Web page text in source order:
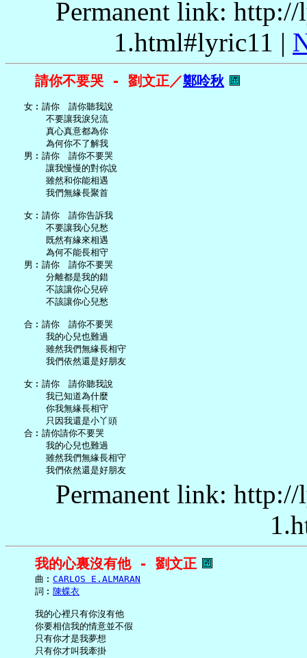
Permanent link:
1.html#lyric11 |
請你不要哭 - 劉文正／鄭呤秋
   女︰請你　請你聽我說
       不要讓我淚兒流
       真心真意都為你
       為何你不了解我
   男︰請你　請你不要哭
       讓我慢慢的對你說
       雖然和你能相遇
       我們無緣長聚首
   女︰請你　請你告訴我
       不要讓我心兒愁
       既然有緣來相遇
       為何不能長相守
   男︰請你　請你不要哭
       分離都是我的錯
       不該讓你心兒碎
       不該讓你心兒愁
   合︰請你　請你不要哭
       我的心兒也難過
       雖然我們無緣長相守
       我們依然還是好朋友
   女︰請你　請你聽我說
       我已知道為什麼
       你我無緣長相守
       只因我還是小丫頭
   合︰請你請你不要哭
       我的心兒也難過
       雖然我們無緣長相守
Permanent link:
我的心裏沒有他 - 劉文正
     曲︰
CARLOS E.ALMARAN
     詞︰
陳蝶衣
     我的心裡只有你沒有他
     你要相信我的情意並不假
     只有你才是我夢想
     只有你才叫我牽掛